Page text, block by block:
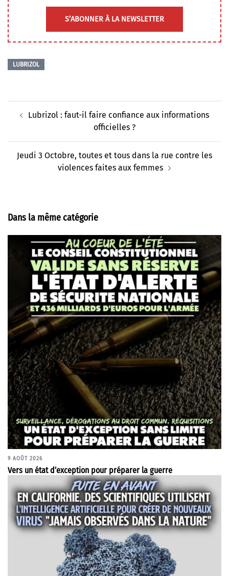
S’ABONNER À LA NEWSLETTER
LUBRIZOL
d’articleLubrizol : faut-il faire confiance aux informations
officielles ?
Jeudi 3 Octobre, toutes et tous dans la rue contre les
violences faites aux femmes
Dans la même catégorie
9 AOÛT 2026
Vers un état d’exception pour préparer la guerre